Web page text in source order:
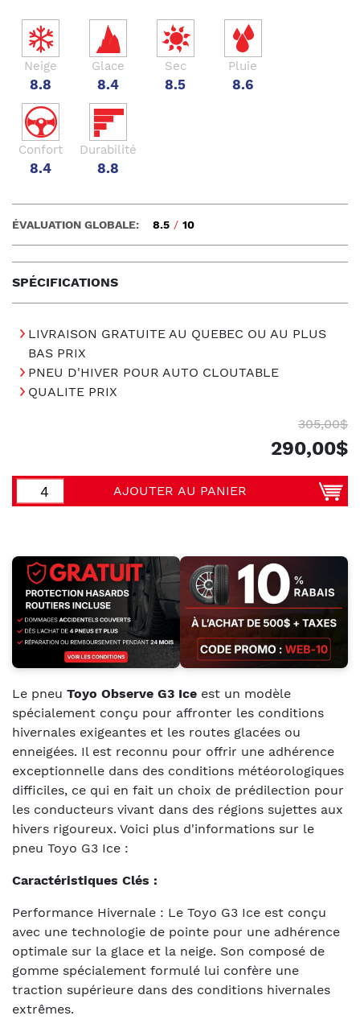
Neige
8.8
Glace
8.4
Sec
8.5
Pluie
8.6
Confort
8.4
Durabilité
8.8
SPÉCIFICATIONS
ÉVALUATION GLOBALE: 8.5 / 10
LIVRAISON GRATUITE AU QUEBEC OU AU PLUS
BAS PRIX
PNEU D'HIVER POUR AUTO CLOUTABLE
QUALITE PRIX
305,00$
290,00$
AJOUTER AU PANIER
Le pneu Toyo Observe G3 Ice est un modèle
spécialement conçu pour affronter les conditions
hivernales exigeantes et les routes glacées ou
enneigées. Il est reconnu pour offrir une adhérence
exceptionnelle dans des conditions météorologiques
difficiles, ce qui en fait un choix de prédilection pour
les conducteurs vivant dans des régions sujettes aux
hivers rigoureux. Voici plus d'informations sur le
pneu Toyo G3 Ice :
Caractéristiques Clés :
Performance Hivernale : Le Toyo G3 Ice est conçu
avec une technologie de pointe pour une adhérence
optimale sur la glace et la neige. Son composé de
gomme spécialement formulé lui confère une
traction supérieure dans des conditions hivernales
extrêmes.